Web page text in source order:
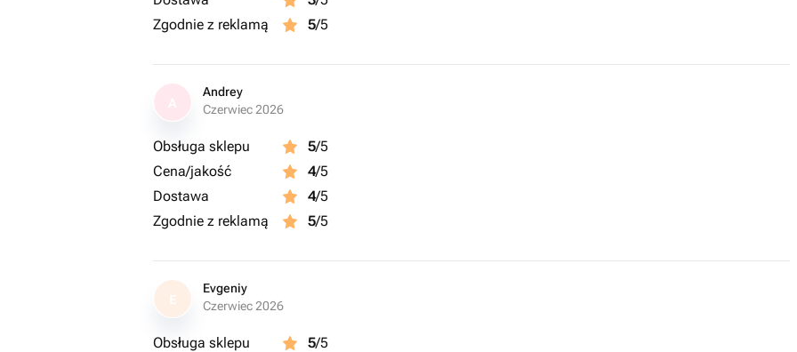
Zgodnie z reklamą
5/5
Andrey
Czerwiec 2026
Obsługa sklepu 5/5
Cena/jakość
4/5
Dostawa
4/5
Zgodnie z reklamą
5/5
E
Evgeniy
Czerwiec 2026
Obsługa sklepu 5/5